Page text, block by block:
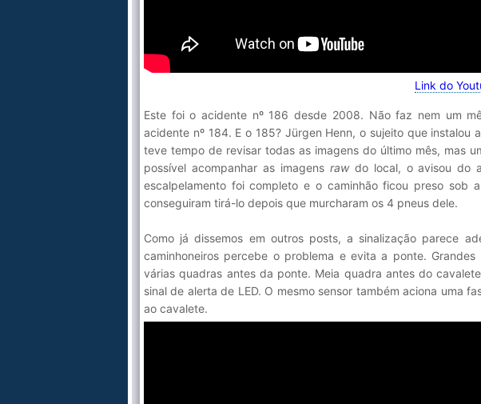
Link do
Este foi o acidente nº 186 desde 2008. Não faz nem um
acidente nº 184. E o 185? Jürgen Henn, o sujeito que instalou
teve tempo de revisar todas as imagens do último mês, mas
possível acompanhar as imagens rawdo local, o avisou do
escalpelamento foi completo e o caminhão ficou preso sob
conseguiram tirá-lo depois que murcharam os 4 pneus dele.
Como já dissemos em outros posts, a sinalização parece
caminhoneiros percebe o problema e evita a ponte.
várias quadras antes da ponte. Meia quadra antes do
sinal de alerta de LED. O mesmo sensor também aciona uma
ao cavalete.